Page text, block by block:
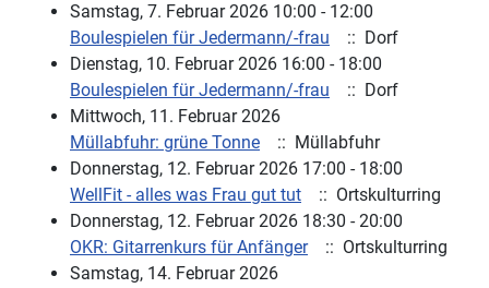
Samstag, 7. Februar 2026 10:00 - 12:00
Boulespielen für Jedermann/-frau
:: Dorf
Dienstag, 10. Februar 2026 16:00 - 18:00
Boulespielen für Jedermann/-frau
:: Dorf
Mittwoch, 11. Februar 2026
Müllabfuhr: grüne Tonne
:: Müllabfuhr
Donnerstag, 12. Februar 2026 17:00 - 18:00
WellFit - alles was Frau gut tut
:: Ortskulturring
Donnerstag, 12. Februar 2026 18:30 - 20:00
OKR: Gitarrenkurs für Anfänger
:: Ortskulturring
Samstag, 14. Februar 2026